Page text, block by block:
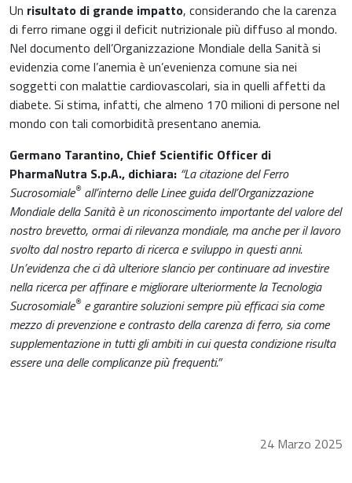
Un risultato di grande impatto, considerando che la carenza
di ferro rimane oggi il deficit nutrizionale più diffuso al mondo.
Nel documento dell’Organizzazione Mondiale della Sanità si
evidenzia come l’anemia è un’evenienza comune sia nei
soggetti con malattie cardiovascolari, sia in quelli affetti da
diabete. Si stima, infatti, che almeno 170 milioni di persone nel
mondo con tali comorbidità presentano anemia.
Germano Tarantino, Chief Scientific Officer di
PharmaNutra S.p.A., dichiara: “La citazione del Ferro
Sucrosomiale®all’interno delle Linee guida dell’Organizzazione
Mondiale della Sanità è un riconoscimento importante del valore del
nostro brevetto, ormai di rilevanza mondiale, ma anche per il lavoro
svolto dal nostro reparto di ricerca e sviluppo in questi anni.
Un’evidenza che ci dà ulteriore slancio per continuare ad investire
nella ricerca per affinare e migliorare ulteriormente la Tecnologia
Sucrosomiale®e garantire soluzioni sempre più efficaci sia come
mezzo di prevenzione e contrasto della carenza di ferro, sia come
supplementazione in tutti gli ambiti in cui questa condizione risulta
essere una delle complicanze più frequenti.”
24 Marzo 2025